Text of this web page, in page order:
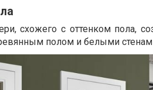
схожего с оттенком пола,
полом и белыми